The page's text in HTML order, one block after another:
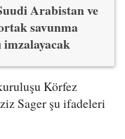
Arabistan ve
savunma
imzalayacak
Körfez
Sager şu ifadeleri